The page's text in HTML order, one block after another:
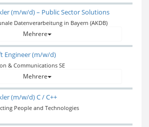
(m/w/d) – Public Sector Solutions
Datenverarbeitung in Bayern (AKDB)
Mehrere
Engineer (m/w/d)
& Communications SE
Mehrere
(m/w/d) C / C++
People and Technologies